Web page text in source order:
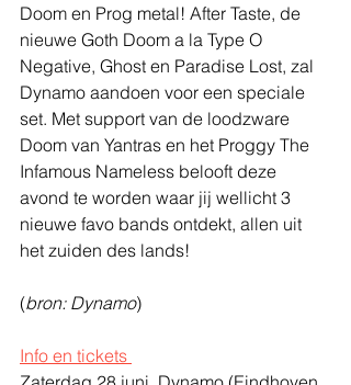
Doom en Prog metal! After Taste, de
nieuwe Goth Doom a la Type O
Negative, Ghost en Paradise Lost, zal
Dynamo aandoen voor een speciale
set. Met support van de loodzware
Doom van Yantras en het Proggy The
Infamous Nameless belooft deze
avond te worden waar jij wellicht 3
nieuwe favo bands ontdekt, allen uit
het zuiden des lands!
(bron: Dynamo)
Info en tickets